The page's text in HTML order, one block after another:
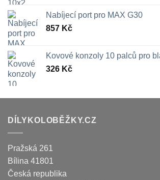
Nabíjecí port pro MAX G30
857 Kč
Kovové konzoly 10 palců pro
326 Kč
DÍLYKOLOBĚŽKY.CZ
Pražská 261
Bílina 41801
Česká republika